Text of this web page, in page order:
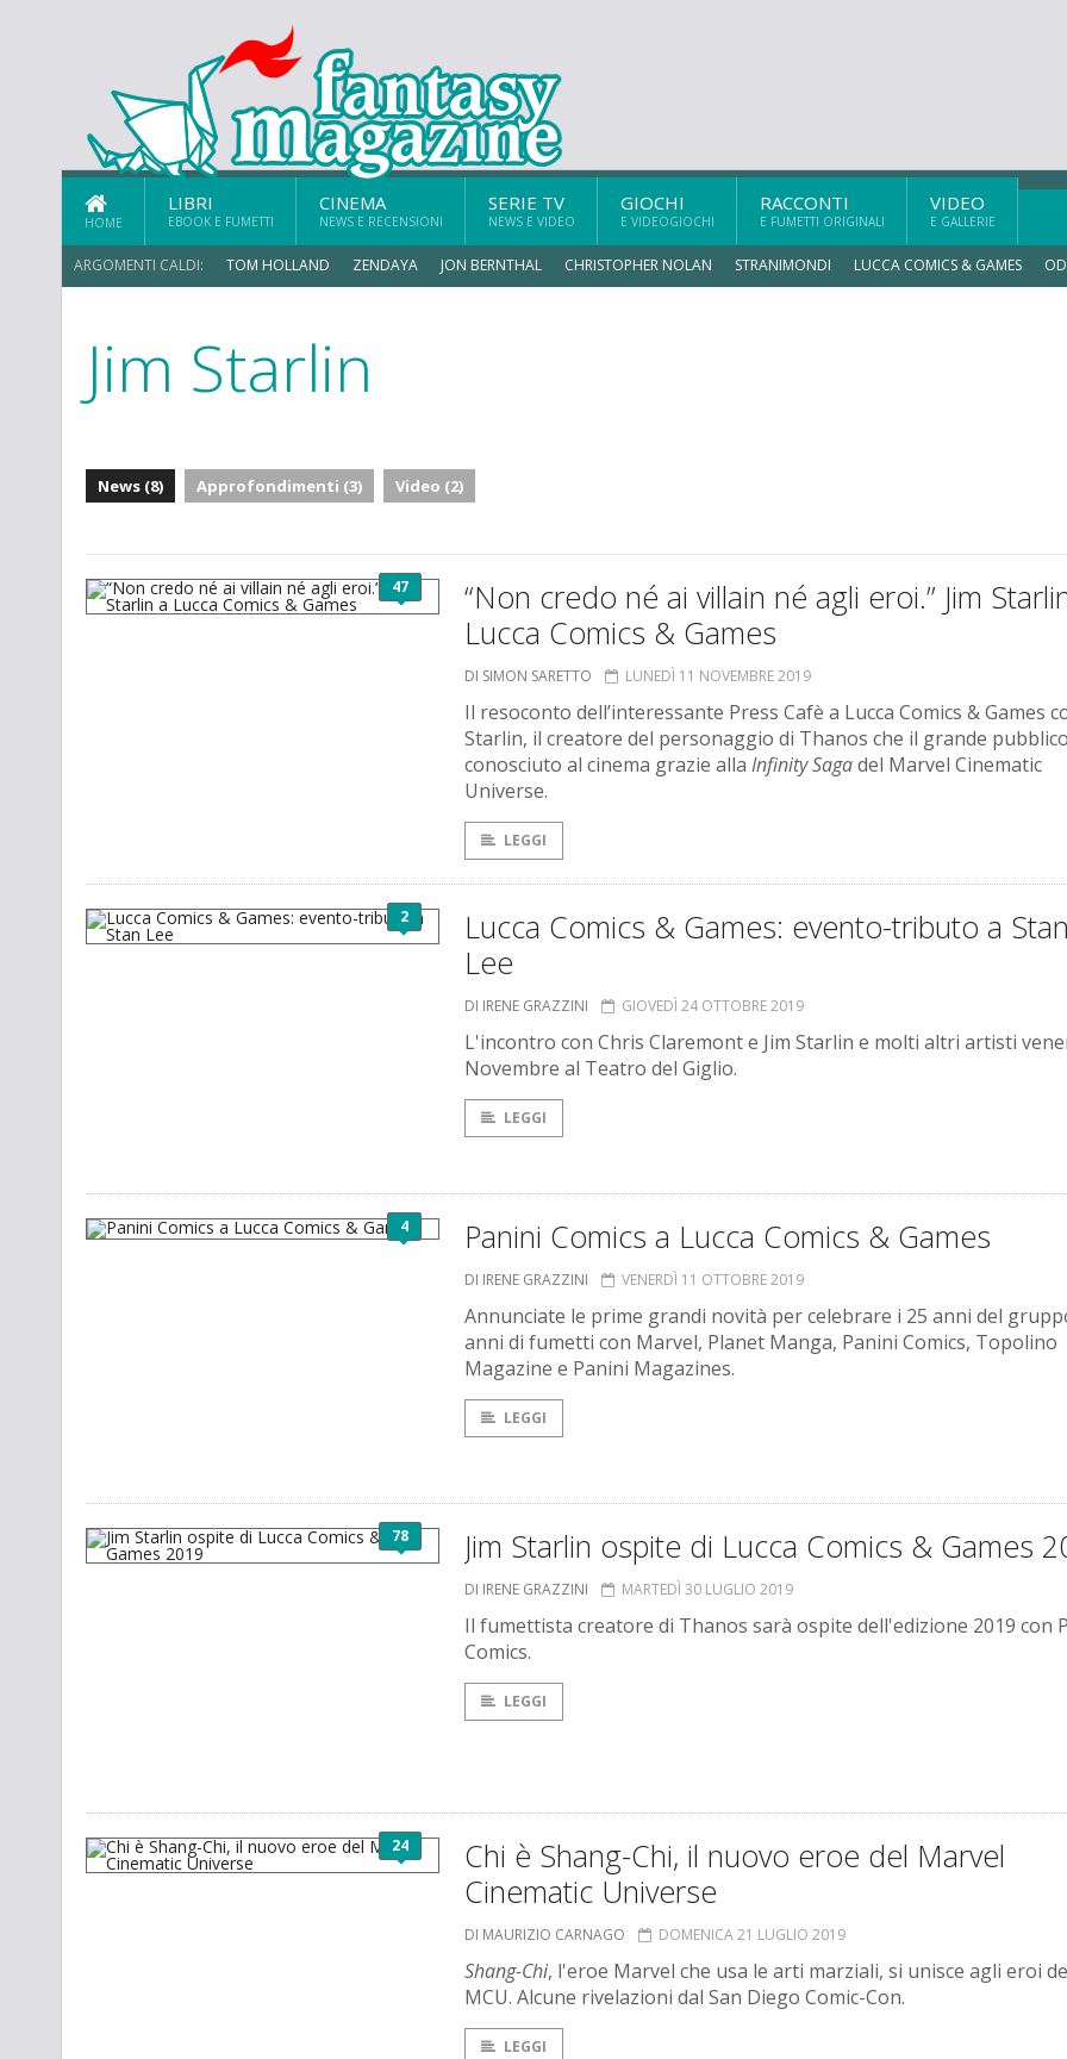
HOME
LIBRI
EBOOK E FUMETTI
CINEMA
NEWS E RECENSIONI
SERIE TV
NEWS E VIDEO
GIOCHI
E VIDEOGIOCHI
RACCONTI
E FUMETTI ORIGINALI
VIDEO
E GALLERIE
ARGOMENTI CALDI: TOM HOLLAND ZENDAYA JON BERNTHAL CHRISTOPHER NOLAN STRANIMONDI LUCCA COMICS & GAMES
MICHAEL MANDO
Jim Starlin
News (8) Approfondimenti (3) Video (2)
47
“Non credo né ai villain né agli eroi.” Jim
Lucca Comics & Games
DI SIMON SARETTO LUNEDÌ 11 NOVEMBRE 2019
Il resoconto dell’interessante Press Cafè a Lucca Comics & Games
Starlin, il creatore del personaggio di Thanos che il grande
conosciuto al cinema grazie alla Infinity Sagadel Marvel Cinematic
Universe.
LEGGI
2
Lucca Comics & Games: evento-tributo a Stan
Lee
DI IRENE GRAZZINI GIOVEDÌ 24 OTTOBRE 2019
L'incontro con Chris Claremont e Jim Starlin e molti altri artisti
Novembre al Teatro del Giglio.
LEGGI
4 Panini Comics a Lucca Comics & Games
DI IRENE GRAZZINI VENERDÌ 11 OTTOBRE 2019
Annunciate le prime grandi novità per celebrare i 25 anni del
anni di fumetti con Marvel, Planet Manga, Panini Comics, Topolino
Magazine e Panini Magazines.
LEGGI
78 Jim Starlin ospite di Lucca Comics & Games
DI IRENE GRAZZINI MARTEDÌ 30 LUGLIO 2019
Il fumettista creatore di Thanos sarà ospite dell'edizione 2019 con
Comics.
LEGGI
24
Chi è Shang-Chi, il nuovo eroe del Marvel
Cinematic Universe
DI MAURIZIO CARNAGO DOMENICA 21 LUGLIO 2019
Shang-Chi, l'eroe Marvel che usa le arti marziali, si unisce agli eroi
MCU. Alcune rivelazioni dal San Diego Comic-Con.
LEGGI